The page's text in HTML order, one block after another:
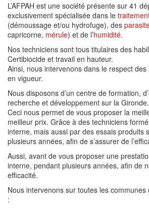
L’AFPAH est une société présente sur 41
exclusivement spécialisée dans le
(démoussage et/ou hydrofuge), des
capricorne, mérule) et de l’humidité.
Nos techniciens sont tous titulaires des
Certibiocide et travail en hauteur.
Ainsi, nous intervenons dans le respect
en vigueur.
Nous disposons d’un centre de formation,
recherche et développement sur la Gironde.
Ceci nous permet de vous proposer la
meilleur prix. Grâce à des techniciens
interne, mais aussi par des essais produits
plusieurs années, afin de s’assurer de
Aussi, avant de vous proposer une
interne, pendant plusieurs années, afin de
efficacité.
Nous intervenons sur toutes les
: